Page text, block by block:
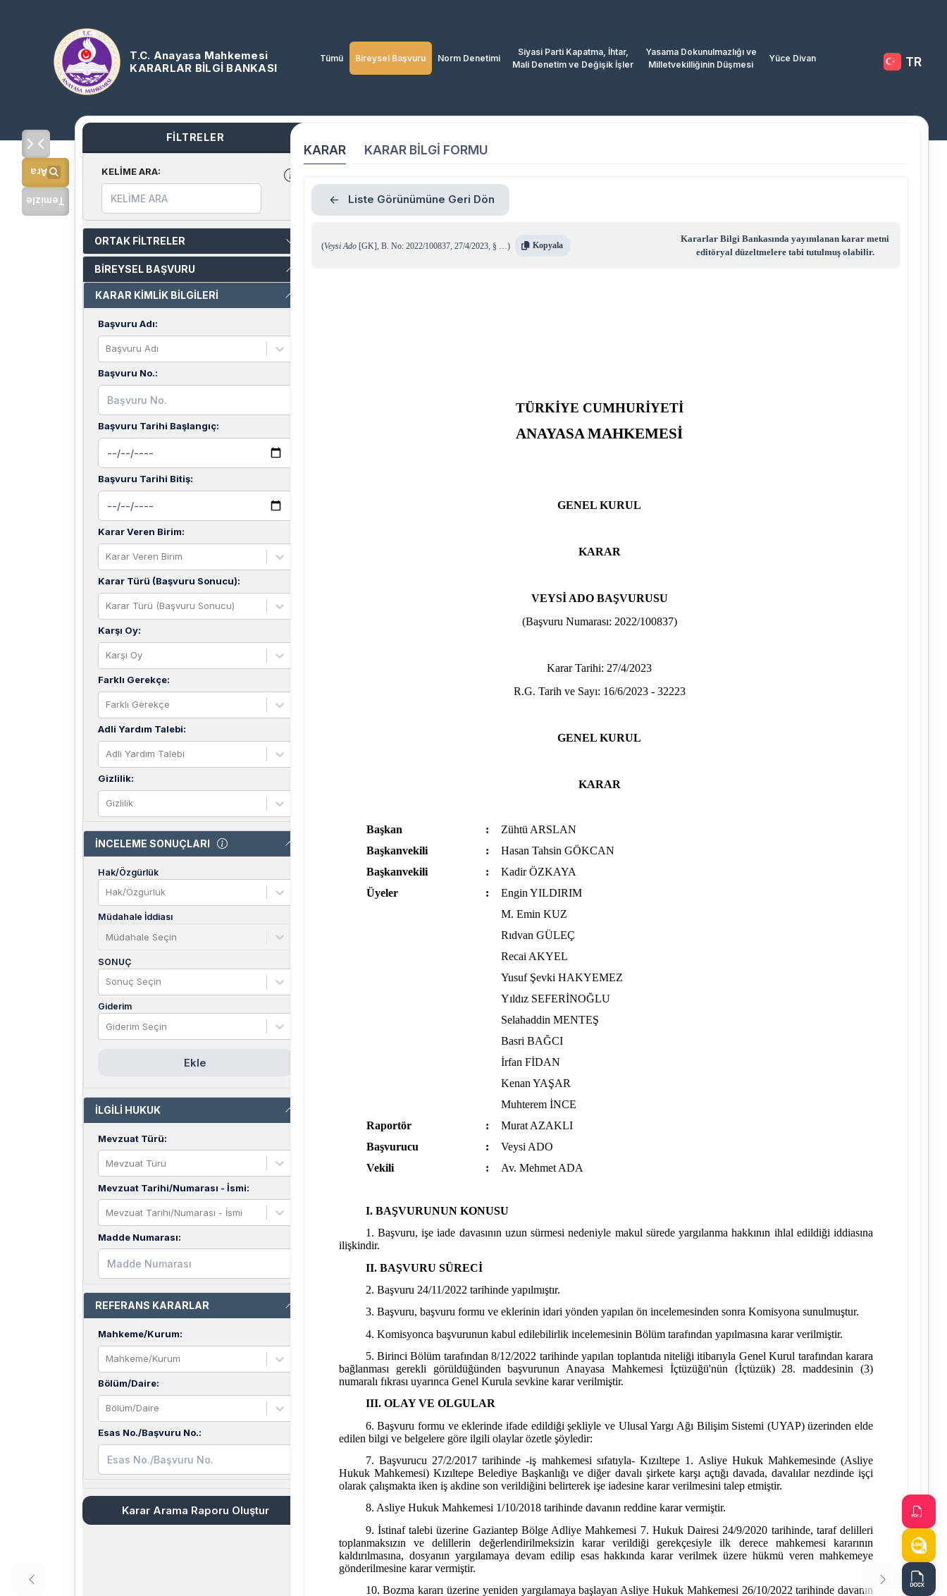
T.C. Anayasa Mahkemesi
KARARLAR BİLGİ BANKASI
Tümü Bireysel Başvuru Norm Denetimi
Siyasi Parti Kapatma, İhtar,
Mali Denetim ve Değişik İşler
Yasama Dokunulmazlığı ve
Milletvekilliğinin Düşmesi
Yüce Divan TR
Ara
Temizle
FİLTRELER
KELİME ARA:
ORTAK FİLTRELER
BİREYSEL BAŞVURU
KARAR KİMLİK BİLGİLERİ
Başvuru Adı:
Başvuru Adı
Başvuru No.:
Başvuru Tarihi Başlangıç:
Başvuru Tarihi Bitiş:
Karar Veren Birim:
Karar Veren Birim
Karar Türü (Başvuru Sonucu):
Karar Türü (Başvuru Sonucu)
Karşı Oy:
Karşı Oy
Farklı Gerekçe:
Farklı Gerekçe
Adli Yardım Talebi:
Adli Yardım Talebi
Gizlilik:
Gizlilik
İNCELEME SONUÇLARI
Hak/Özgürlük
Hak/Özgürlük
Müdahale İddiası
Müdahale Seçin
SONUÇ
Sonuç Seçin
Giderim
Giderim Seçin
Ekle
İLGİLİ HUKUK
Mevzuat Türü:
Mevzuat Türü
Mevzuat Tarihi/Numarası - İsmi:
Mevzuat Tarihi/Numarası - İsmi
Madde Numarası:
REFERANS KARARLAR
Mahkeme/Kurum:
Mahkeme/Kurum
Bölüm/Daire:
Bölüm/Daire
Esas No./Başvuru No.:
Karar Arama Raporu Oluştur
KARAR KARAR BİLGİ FORMU
Liste Görünümüne Geri Dön
(Veysi Ado [GK], B. No: 2022/100837, 27/4/2023, § …) Kopyala
Kararlar Bilgi Bankasında yayımlanan karar metni
editöryal düzeltmelere tabi tutulmuş olabilir.